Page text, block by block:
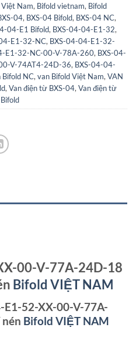
Việt Nam, Bifold vietnam, Bifold
04, BXS-04 Bifold, BXS-04 NC,
04-E1 Bifold, BXS-04-04-E1-32,
E1-32-NC, BXS-04-04-E1-32-
E1-32-NC-00-V-78A-260, BXS-04-
V-74AT4-24D-36, BXS-04-04-
Bifold NC,van Bifold Việt Nam,VAN
,Van điện từ BXS-04,Van điện từ
00-V-77A-24D-18
Bifold VIỆT NAM
52-XX-00-V-77A-
Bifold VIỆT NAM